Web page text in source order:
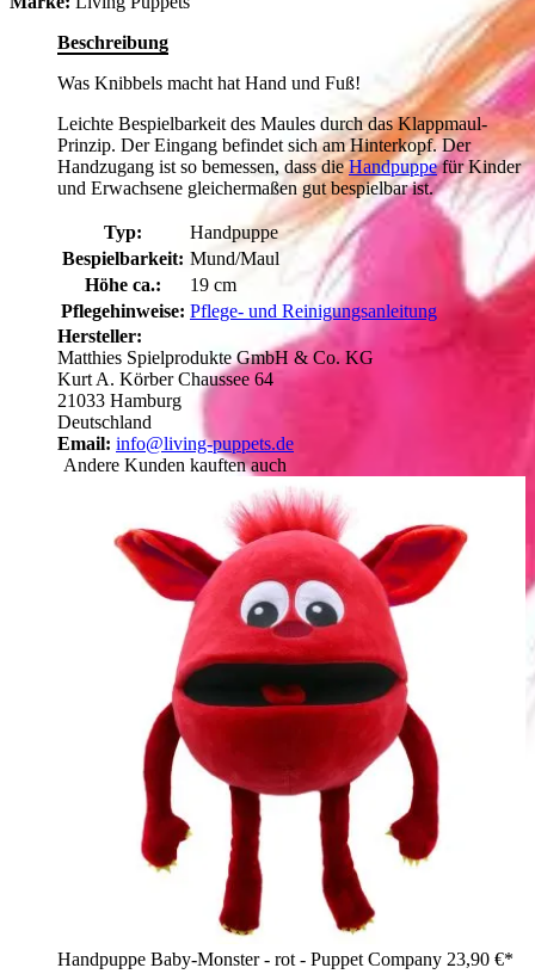
Beschreibung
Was Knibbels macht hat Hand und Fuß!
Leichte Bespielbarkeit des Maules durch das Klappmaul-
Prinzip. Der Eingang befindet sich am Hinterkopf. Der
Handzugang ist so bemessen, dass dieHandpuppefür Kinder
und Erwachsene gleichermaßen gut bespielbar ist.
Typ:
Handpuppe
Bespielbarkeit: Mund/Maul
Höhe ca.:
19 cm
Pflegehinweise: Pflege- und Reinigungsanleitung
Hersteller:
Matthies Spielprodukte GmbH & Co. KG
Kurt A. Körber Chaussee 64
21033 Hamburg
Deutschland
Email: info@living-puppets.de
Andere Kunden kauften auch
Handpuppe Baby-Monster - rot - Puppet Company 23,90 €*